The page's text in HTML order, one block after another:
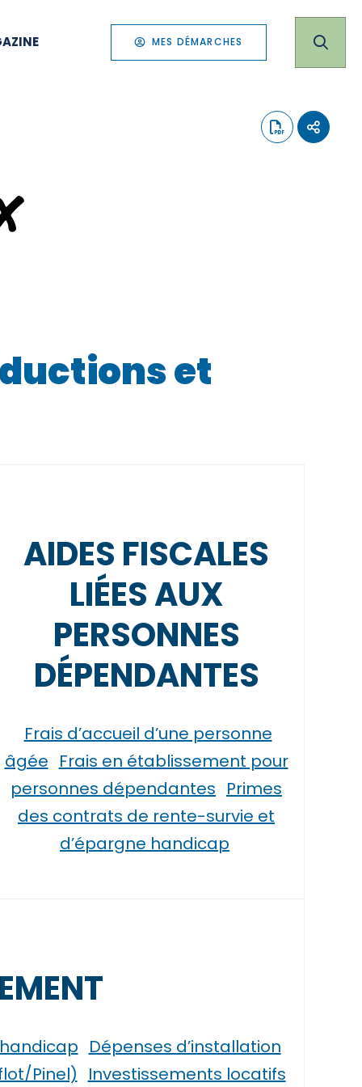
MES DÉMARCHES
et
AIDES FISCALES
LIÉES AUX
PERSONNES
DÉPENDANTES
Frais d’accueil d’une personne
âgée Frais en établissement pour
personnes dépendantes Primes
des contrats de rente-survie et
d’épargne handicap
Dépenses d’installation
Pinel)
Investissements locatifs